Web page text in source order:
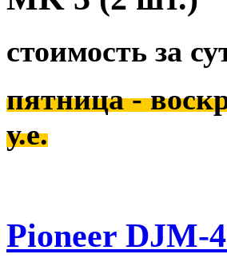
стоимость за
пятница -
у.е.
Pioneer DJM-